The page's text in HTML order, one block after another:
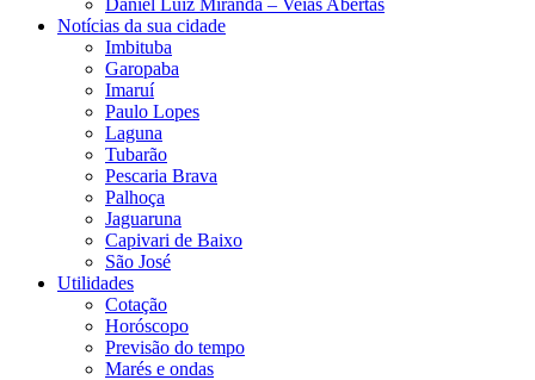
Notícias da sua cidade
Imbituba
Garopaba
Imaruí
Paulo Lopes
Laguna
Tubarão
Pescaria Brava
Palhoça
Jaguaruna
Capivari de Baixo
São José
Utilidades
Cotação
Horóscopo
Previsão do tempo
Marés e ondas